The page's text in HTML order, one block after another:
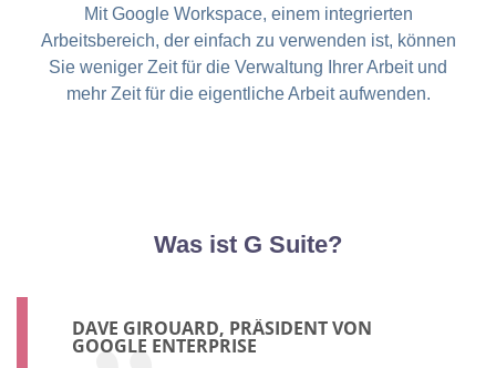
Mit Google Workspace, einem integrierten
Arbeitsbereich, der einfach zu verwenden ist, können
Sie weniger Zeit für die Verwaltung Ihrer Arbeit und
mehr Zeit für die eigentliche Arbeit aufwenden.
Was ist G Suite?
DAVE GIROUARD, PRÄSIDENT VON
GOOGLE ENTERPRISE